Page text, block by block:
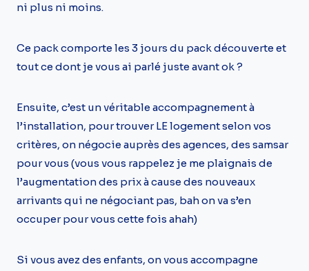
ni plus ni moins.
Ce pack comporte les 3 jours du pack découverte et
tout ce dont je vous ai parlé juste avant ok ?
Ensuite, c’est un véritable accompagnement à
l’installation, pour trouver LE logement selon vos
critères, on négocie auprès des agences, des samsar
pour vous (vous vous rappelez je me plaignais de
l’augmentation des prix à cause des nouveaux
arrivants qui ne négociant pas, bah on va s’en
occuper pour vous cette fois ahah)
Si vous avez des enfants, on vous accompagne